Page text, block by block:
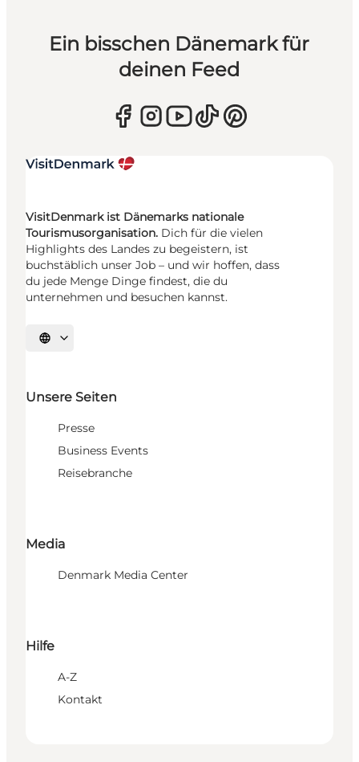
Ein bisschen Dänemark für
deinen Feed
VisitDenmark ist Dänemarks nationale
Tourismusorganisation. Dich für die vielen
Highlights des Landes zu begeistern, ist
buchstäblich unser Job – und wir hoffen, dass
du jede Menge Dinge findest, die du
unternehmen und besuchen kannst.
Sprache auswählen
Unsere Seiten
Presse
Business Events
Reisebranche
Media
Denmark Media Center
Hilfe
A-Z
Kontakt